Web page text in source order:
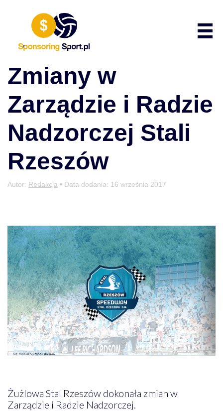
Zmiany w
Zarządzie i Radzie
Nadzorczej Stali
Rzeszów
Autor: Redakcja • Data dodania: 16 września 2017
Żużlowa Stal Rzeszów dokonała zmian w
Zarządzie i Radzie Nadzorczej.